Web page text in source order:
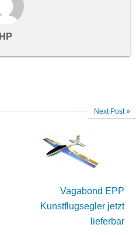
HP
Next Post
Vagabond EPP
Kunstflugsegler jetzt
lieferbar